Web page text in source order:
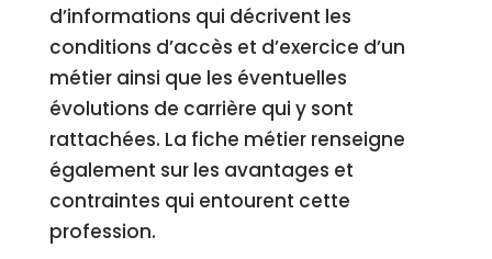
d’informations qui décrivent les
conditions d’accès et d’exercice d’un
métier ainsi que les éventuelles
évolutions de carrière qui y sont
rattachées. La fiche métier renseigne
également sur les avantages et
contraintes qui entourent cette
profession.